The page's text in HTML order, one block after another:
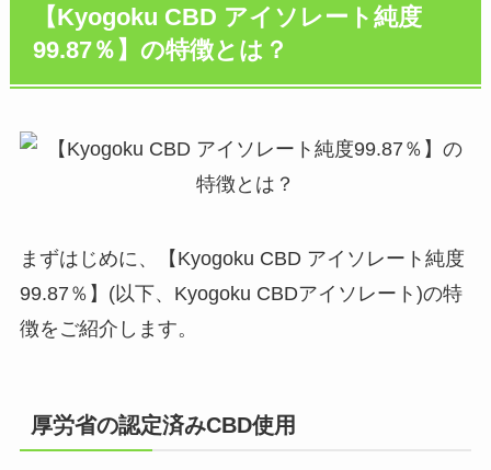
【Kyogoku CBD アイソレート純度
99.87％】の特徴とは？
まずはじめに、【Kyogoku CBD アイソレート純度
99.87％】(以下、Kyogoku CBDアイソレート)の特
徴をご紹介します。
厚労省の認定済みCBD使用